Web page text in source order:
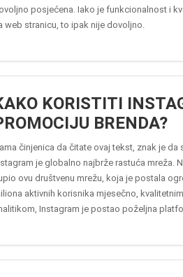
posjećena. Iako je funkcionalnost i
web stranicu, to ipak nije dovoljno.
KORISTITI
BRENDA?
činjenica da čitate ovaj tekst, znak je da
je globalno najbrže rastuća mreža.
ovu društvenu mrežu, koja je postala
aktivnih korisnika mjesečno,
Instagram je postao poželjna